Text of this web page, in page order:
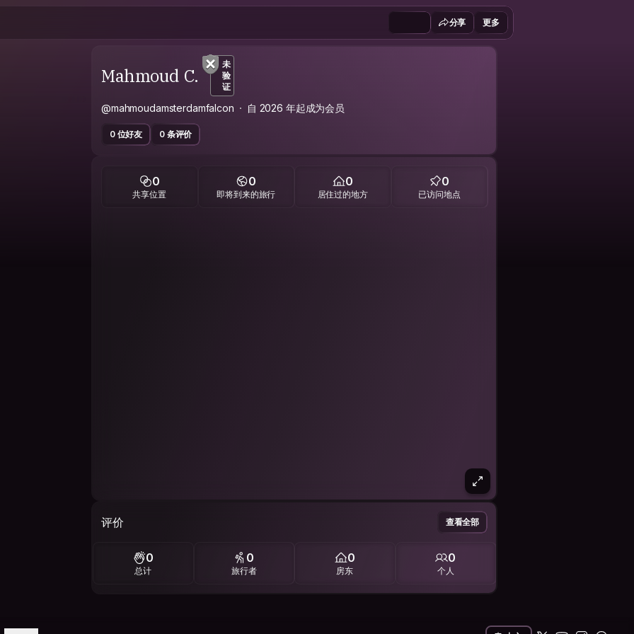
分享 更多
Mahmoud C.
未
验
证
@mahmoudamsterdamfalcon 自 2026 年起成为会员
0 位好友 0 条评价
0
共享位置
0
即将到来的旅行
0
居住过的地方
0
已访问地点
评价 查看全部
0
总计
0
旅行者
0
房东
0
个人